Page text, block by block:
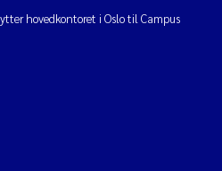
hovedkontoret i Oslo til Campus